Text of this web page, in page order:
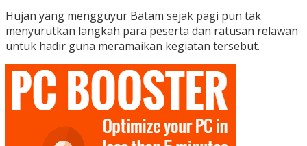
Hujan yang mengguyur Batam sejak pagi pun tak
menyurutkan langkah para peserta dan ratusan relawan
untuk hadir guna meramaikan kegiatan tersebut.